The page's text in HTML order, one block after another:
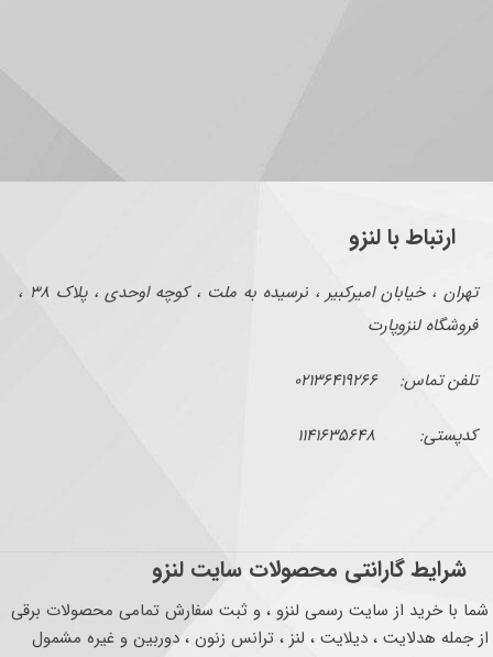
ارتباط با لنزو
تهران ، خیابان امیرکبیر ، نرسیده به ملت ، کوچه اوحدی ، پلاک ۳۸ ،
فروشگاه لنزوپارت
تلفن تماس: ۰۲۱۳۶۴۱۹۲۶۶
کدپستی: ۱۱۴۱۶۳۵۶۴۸
شرایط گارانتی محصولات سایت لنزو
شما با خرید از سایت رسمی لنزو ، و ثبت سفارش تمامی محصولات برقی
از جمله هدلایت ، دیلایت ، لنز ، ترانس زنون ، دوربین و غیره مشمول